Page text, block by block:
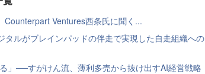
Counterpart Ventures西条氏に聞く...
タルがブレインパッドの伴走で実現した自走組織への
」──すがけん流、薄利多売から抜け出すAI経営戦略